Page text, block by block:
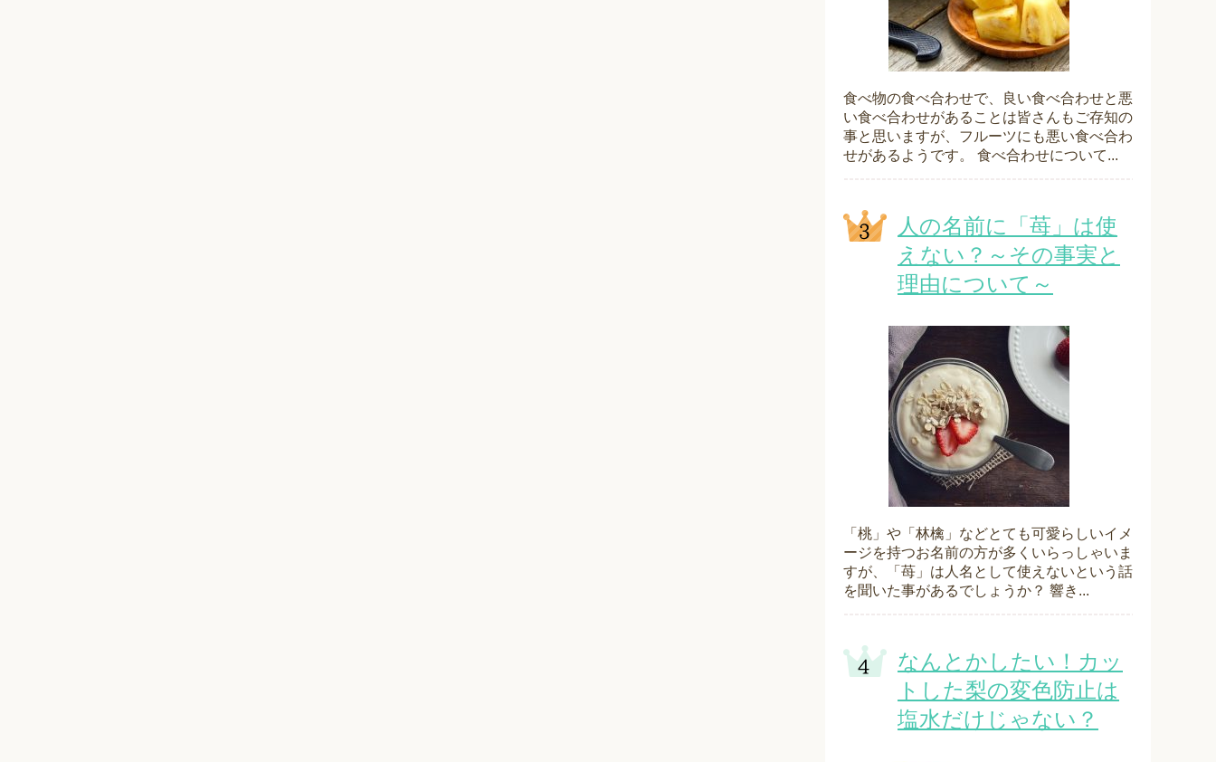
食べ物の食べ合わせで、良い食べ合わせと悪
い食べ合わせがあることは皆さんもご存知の
事と思いますが、フルーツにも悪い食べ合わ
せがあるようです。 食べ合わせについて...
人の名前に「苺」は使
えない？～その事実と
理由について～
「桃」や「林檎」などとても可愛らしいイメ
ージを持つお名前の方が多くいらっしゃいま
すが、「苺」は人名として使えないという話
を聞いた事があるでしょうか？ 響き...
なんとかしたい！カッ
トした梨の変色防止は
塩水だけじゃない？